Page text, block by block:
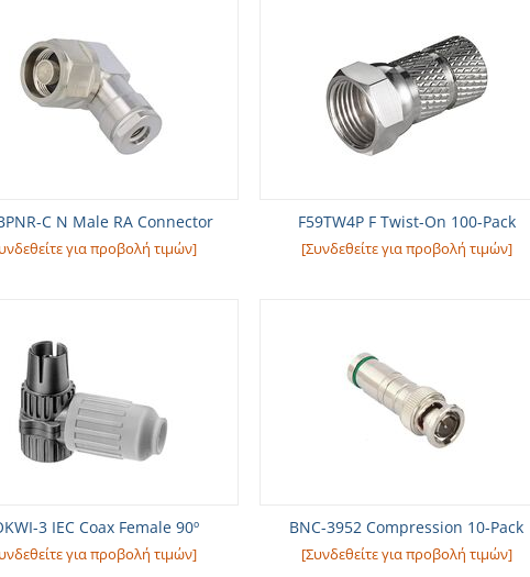
C N Male RA Connector
για προβολή τιμών]
F59TW4P F Twist-On 100-Pack
[Συνδεθείτε για προβολή τιμών]
3 IEC Coax Female 90º
για προβολή τιμών]
BNC-3952 Compression 10-Pack
[Συνδεθείτε για προβολή τιμών]